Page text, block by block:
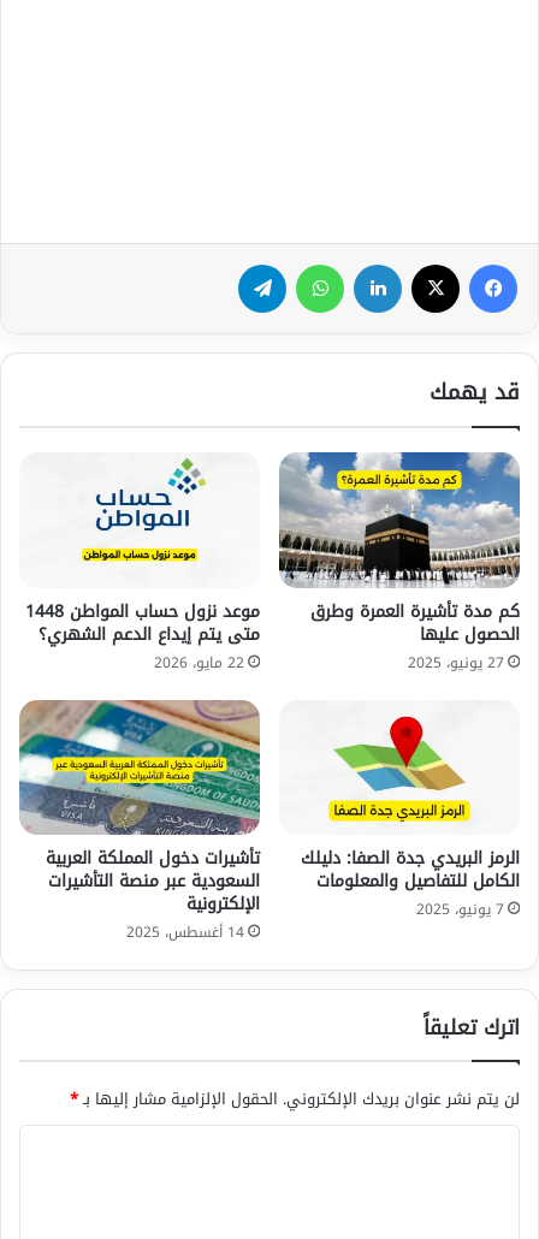
فيسبوك لينكدإن واتساب
قد يهمك
كم مدة تأشيرة العمرة وطرق
الحصول عليها
27 يونيو، 2025
موعد نزول حساب المواطن 1448
متى يتم إيداع الدعم الشهري؟
22 مايو، 2026
الرمز البريدي جدة الصفا: دليلك
الكامل للتفاصيل والمعلومات
7 يونيو، 2025
تأشيرات دخول المملكة العربية
السعودية عبر منصة التأشيرات
الإلكترونية
14 أغسطس، 2025
اترك تعليقاً
لن يتم نشر عنوان بريدك الإلكتروني. الحقول الإلزامية مشار إليها بـ*